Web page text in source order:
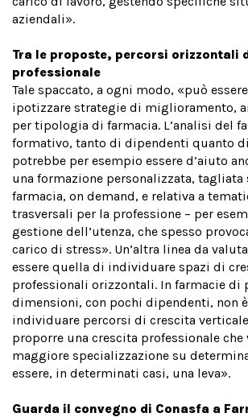
aziendali».
Tra le proposte, percorsi orizzontali
professionale
Tale spaccato, a ogni modo, «può
ipotizzare strategie di miglioramento,
per tipologia di farmacia. L’analisi del
formativo, tanto di dipendenti quanto
potrebbe per esempio essere d’aiuto
una formazione personalizzata,
farmacia, on demand, e relativa a
trasversali per la professione – per
gestione dell’utenza, che spesso
carico di stress». Un’altra linea da
essere quella di individuare spazi di
professionali orizzontali. In farmacie di
dimensioni, con pochi dipendenti, non
individuare percorsi di crescita
proporre una crescita professionale che
maggiore specializzazione su
essere, in determinati casi, una leva».
Guarda il convegno di Conasfa a